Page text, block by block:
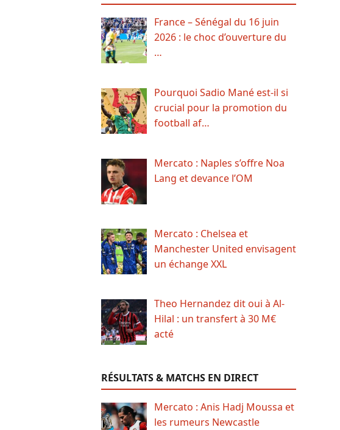
France – Sénégal du 16 juin
2026 : le choc d’ouverture du
…
Pourquoi Sadio Mané est-il si
crucial pour la promotion du
football af…
Mercato : Naples s’offre Noa
Lang et devance l’OM
Mercato : Chelsea et
Manchester United envisagent
un échange XXL
Theo Hernandez dit oui à Al-
Hilal : un transfert à 30 M€
acté
RÉSULTATS & MATCHS EN DIRECT
Mercato : Anis Hadj Moussa et
les rumeurs Newcastle